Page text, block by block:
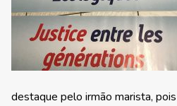
destaque pelo irmão marista,